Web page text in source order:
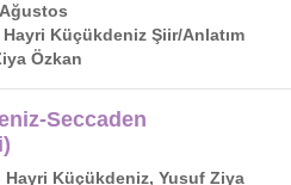
Küçükdeniz Şiir/Anlatım
Özkan
Seccaden
Hayri Küçükdeniz, Yusuf Ziya